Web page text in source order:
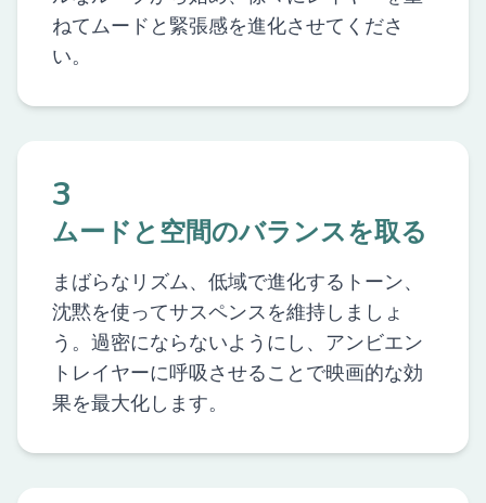
ねてムードと緊張感を進化させてくださ
い。
3
ムードと空間のバランスを取る
まばらなリズム、低域で進化するトーン、
沈黙を使ってサスペンスを維持しましょ
う。過密にならないようにし、アンビエン
トレイヤーに呼吸させることで映画的な効
果を最大化します。